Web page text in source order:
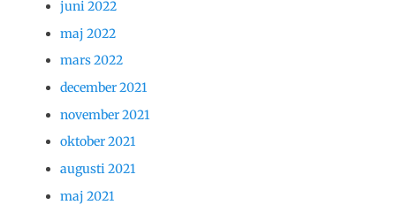
juni 2022
maj 2022
mars 2022
december 2021
november 2021
oktober 2021
augusti 2021
maj 2021